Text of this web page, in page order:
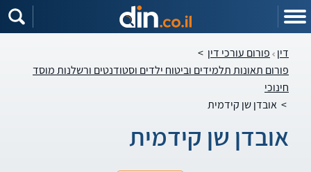
דין פורום עורכי דין >
פורום תאונות תלמידים וביטוח ילדים וסטודנטים ורשלנות מוסד
חינוכי
> אובדן שן קידמית
אובדן שן קידמית